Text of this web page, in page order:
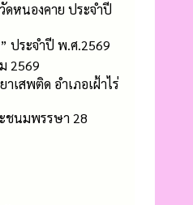
ดหนองคาย ประจำปี
ประจำปี พ.ศ.2569
2569
เสพติด อำเภอเฝ้าไร่
ชนมพรรษา 28